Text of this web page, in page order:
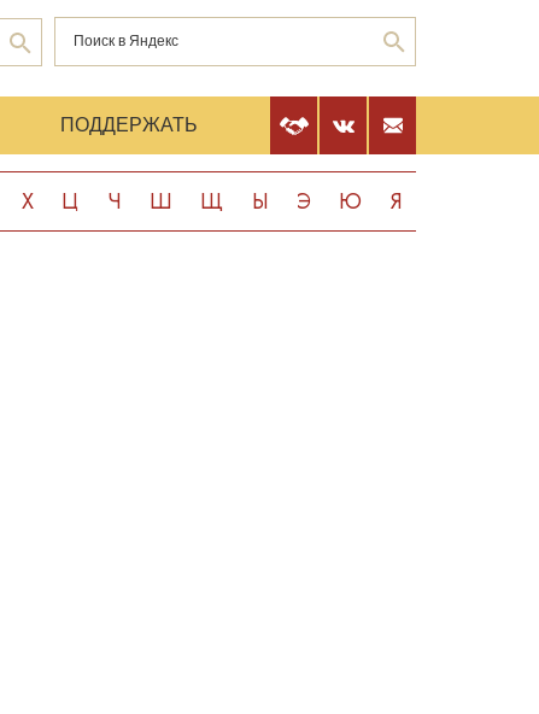
ПОДДЕРЖАТЬ
Х Ц Ч Ш Щ Ы Э Ю Я